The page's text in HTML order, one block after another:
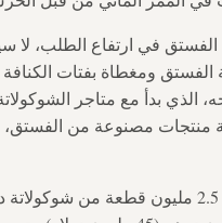
ومغطاة بفتات
الذي بدأ مع متاجر
مصنوعة من الفستق،
فعلى سبيل المثال، في مطارات دبي وحدها، تم بيع